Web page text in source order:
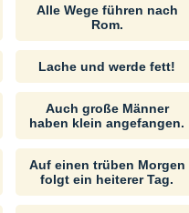
Alle Wege führen nach
Rom.
Lache und werde fett!
Auch große Männer
haben klein angefangen.
Auf einen trüben Morgen
folgt ein heiterer Tag.